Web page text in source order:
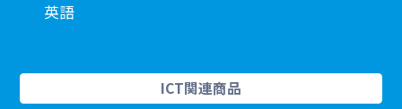
英語
ICT関連商品